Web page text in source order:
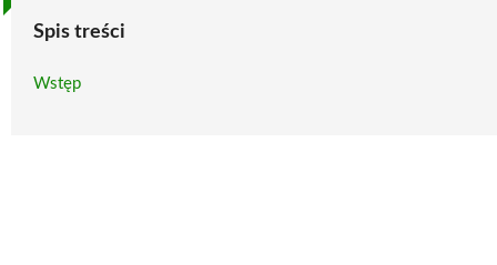
Spis treści
Wstęp